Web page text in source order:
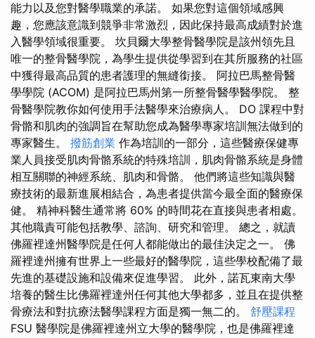
能力以及您對醫學職業的承諾。 如果您對這個領域感興
趣，您應該意識到競爭非常激烈，因此保持最高成績對於進
入醫學領域很重要。 坎貝爾大學整骨醫學院是該州領先且
唯一的整骨醫學院，為學生提供從學習到在其所服務的社區
中獲得最高品質的患者護理的無縫銜接。 阿拉巴馬整骨醫
學學院 (ACOM) 是阿拉巴馬州第一所整骨醫學醫學院。 整
骨醫學院教你如何使用手法醫學來治療病人。 DO 課程中對
骨骼和肌肉的強調旨在幫助您成為醫學專家培訓無法做到的
專家醫生。 撥筋創業 作為培訓的一部分，這些醫療保健專
業人員接受肌肉骨骼系統的特殊培訓，肌肉骨骼系統是身體
相互關聯的神經系統、肌肉和骨骼。 他們將這些知識與醫
療技術的最新進展相結合，為患者提供當今最全面的醫療保
健。 精神科醫生通常將 60% 的時間花在直接與患者相處。
其他職責可能包括教學、諮詢、研究和管理。 總之，就讀
佛羅裡達州醫學院是任何人都能做出的最佳決定之一。 佛
羅裡達州擁有世界上一些最好的醫學院，這些學校配備了最
先進的基礎設施和設備來促進學習。 此外，諾瓦東南大學
培養的醫生比佛羅裡達州任何其他大學都多，並且在提供整
骨療法和對抗療法醫學課程方面是獨一無二的。 舒壓課程
FSU 醫學院是佛羅裡達州立大學的醫學院，也是佛羅裡達